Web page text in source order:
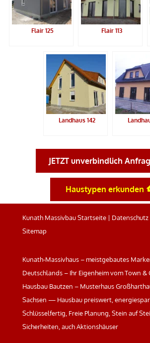
Flair 125 Flair 113
Landhaus 142
JETZT unverbindlich
Haustypen erkunden
Kunath Massivbau Startseite| Datenschutz
Sitemap
Kunath-Massivhaus – meistgebautes
Deutschlands – Ihr Eigenheim vom Town &
Hausbau Bautzen – Musterhaus
Sachsen — Hausbau preiswert,
Schlüsselfertig, Freie Planung, Stein auf
Sicherheiten, auch Aktionshäuser